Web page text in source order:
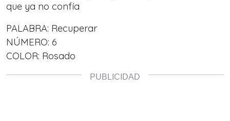
que ya no confía
PALABRA: Recuperar
NÚMERO: 6
COLOR: Rosado